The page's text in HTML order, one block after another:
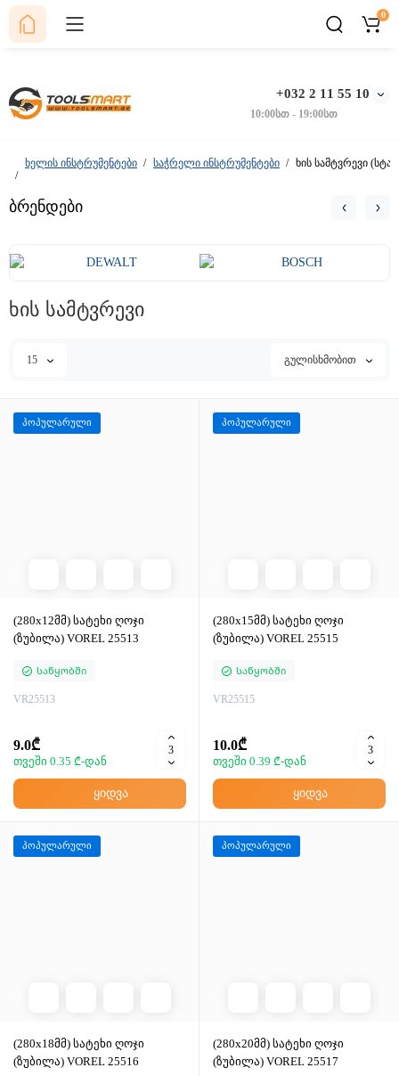
+032 2 11 55 10
10:00სთ - 19:00სთ
0
ხელის ინსტრუმენტები საჭრელი ინსტრუმენტები ხის სამტვრევი
ბრენდები
ხის სამტვრევი
15 გულისხმობით
პოპულარული
(280x12მმ) სატეხი ღოჯი
(ზუბილა) VOREL 25513
Საწყობში
VR25513
9.0₾
თვეში 0.35 ₾-დან
ყიდვა
პოპულარული
(280x15მმ) სატეხი ღოჯი
(ზუბილა) VOREL 25515
Საწყობში
VR25515
10.0₾
თვეში 0.39 ₾-დან
ყიდვა
პოპულარული
(280x18მმ) სატეხი ღოჯი
(ზუბილა) VOREL 25516
პოპულარული
(280x20მმ) სატეხი ღოჯი
(ზუბილა) VOREL 25517